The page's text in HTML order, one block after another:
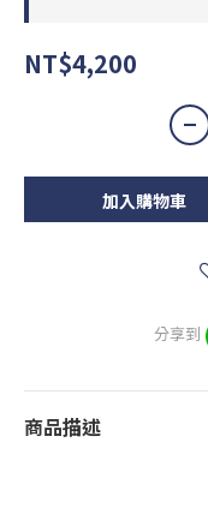
NT$4,200
加入購物車
分享到
商品描述